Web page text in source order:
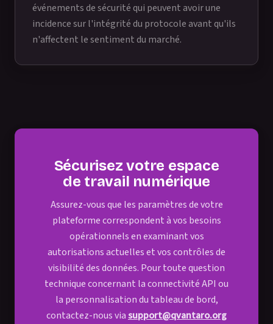
événements de sécurité qui peuvent avoir une
incidence sur l'intégrité du protocole avant qu'ils
n'affectent le sentiment du marché.
Sécurisez votre espace
de travail numérique
Assurez-vous que les paramètres de votre
plateforme correspondent à vos besoins
opérationnels en examinant vos
autorisations actuelles et vos contrôles de
visibilité des données. Pour toute question
technique concernant la connectivité API ou
la personnalisation du tableau de bord,
contactez-nous viasupport@qvantaro.org